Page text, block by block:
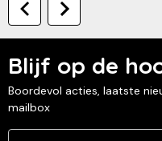
Blijf op de
Boordevol acties, laatste
mailbox